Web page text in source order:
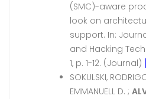
(SMC)-aware
look on
support. In:
and Hacking
1, p. 1-12. (Journal)
SOKULSKI,
EMMANUELL D. ;